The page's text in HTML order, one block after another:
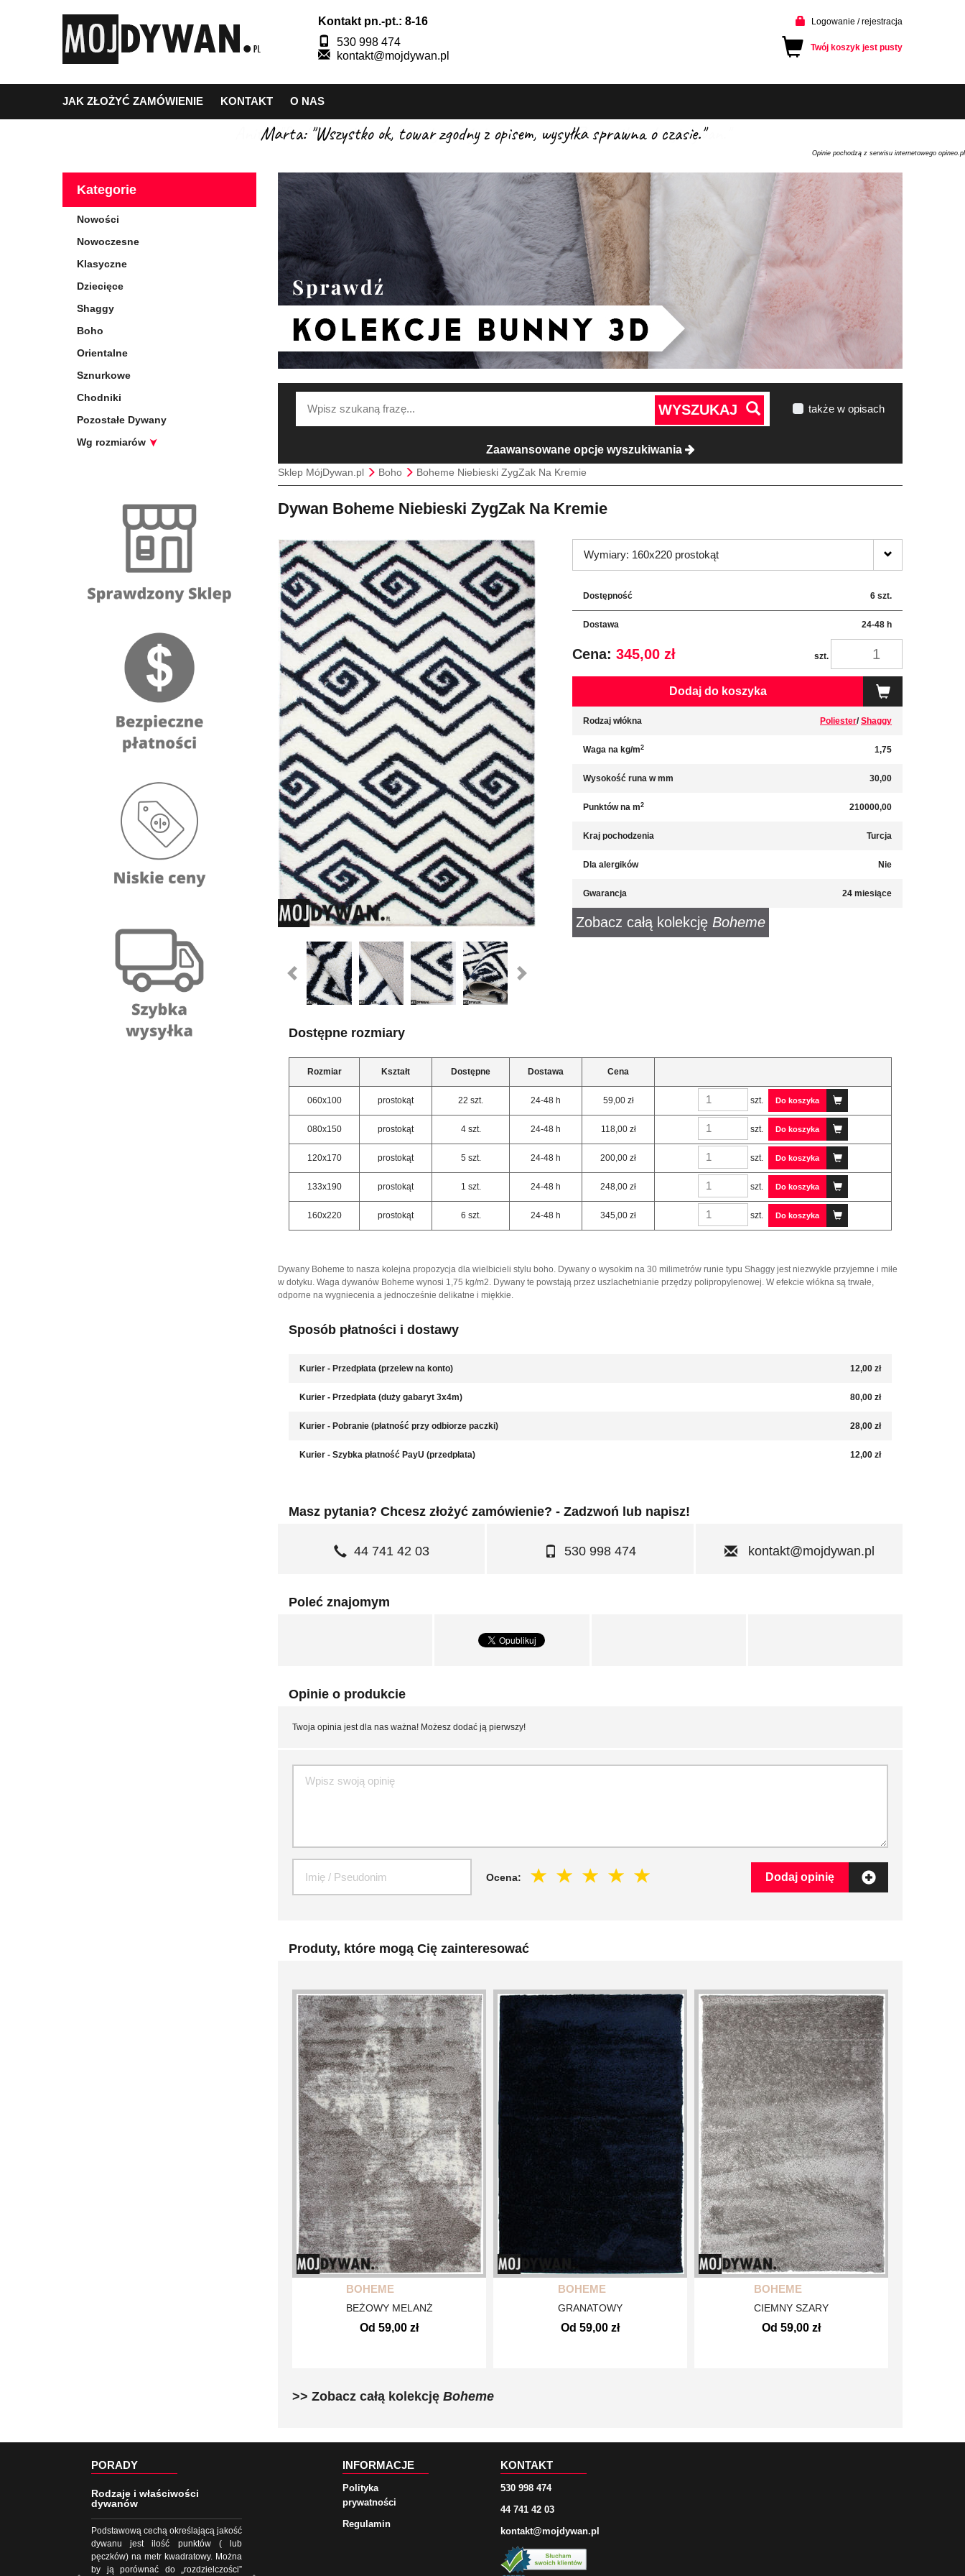
Kontakt pn.-pt.: 8-16
530 998 474
kontakt@mojdywan.pl
Logowanie / rejestracja
Twój koszyk jest pusty
JAK ZŁOŻYĆ ZAMÓWIENIE KONTAKT O NAS
Marta: "Wszystko ok, towar zgodny z opisem, wysyłka sprawna o czasie."
Opinie pochodzą z serwisu internetowego opineo.pl
WYSZUKAJ także w opisach
Zaawansowane opcje wyszukiwania
Sklep MójDywan.pl Boho Boheme Niebieski ZygZak Na Kremie
Dywan Boheme Niebieski ZygZak Na Kremie
Wymiary: 160x220 prostokąt
Dostępność 6 szt.
Dostawa 24-48 h
Cena: 345,00 zł szt.
Dodaj do koszyka
Rodzaj włókna Poliester/Shaggy
Waga na kg/m2 1,75
Wysokość runa w mm 30,00
Punktów na m2 210000,00
Kraj pochodzenia Turcja
Dla alergików Nie
Gwarancja 24 miesiące
Zobacz całą kolekcję Boheme
Dostępne rozmiary
Rozmiar Kształt Dostępne Dostawa Cena
060x100 prostokąt 22 szt. 24-48 h 59,00 zł szt. Do koszyka
080x150 prostokąt 4 szt. 24-48 h 118,00 zł szt. Do koszyka
120x170 prostokąt 5 szt. 24-48 h 200,00 zł szt. Do koszyka
133x190 prostokąt 1 szt. 24-48 h 248,00 zł szt. Do koszyka
160x220 prostokąt 6 szt. 24-48 h 345,00 zł szt. Do koszyka
Dywany Boheme to nasza kolejna propozycja dla wielbicieli stylu boho. Dywany o wysokim na 30 milimetrów runie typu Shaggy jest niezwykle przyjemne i miłe
w dotyku. Waga dywanów Boheme wynosi 1,75 kg/m2. Dywany te powstają przez uszlachetnianie przędzy polipropylenowej. W efekcie włókna są trwałe,
odporne na wygniecenia a jednocześnie delikatne i miękkie.
Sposób płatności i dostawy
Kurier - Przedpłata (przelew na konto) 12,00 zł
Kurier - Przedpłata (duży gabaryt 3x4m) 80,00 zł
Kurier - Pobranie (płatność przy odbiorze paczki) 28,00 zł
Kurier - Szybka płatność PayU (przedpłata) 12,00 zł
Masz pytania? Chcesz złożyć zamówienie? - Zadzwoń lub napisz!
44 741 42 03 530 998 474 kontakt@mojdywan.pl
Poleć znajomym
Opinie o produkcie
Twoja opinia jest dla nas ważna! Możesz dodać ją pierwszy!
Ocena: Dodaj opinię
Produty, które mogą Cię zainteresować
BOHEME
BEŻOWY MELANŻ
Od 59,00 zł
BOHEME
GRANATOWY
Od 59,00 zł
BOHEME
CIEMNY SZARY
Od 59,00 zł
>> Zobacz całą kolekcję Boheme
Kategorie
Nowości
Nowoczesne
Klasyczne
Dziecięce
Shaggy
Boho
Orientalne
Sznurkowe
Chodniki
Pozostałe Dywany
Wg rozmiarów
PORADY
Rodzaje i właściwości
dywanów
Podstawową cechą określającą jakość
dywanu jest ilość punktów ( lub
pęczków) na metr kwadratowy. Można
by ją porównać do „rozdzielczości”
INFORMACJE
Polityka
prywatności
Regulamin
KONTAKT
530 998 474
44 741 42 03
kontakt@mojdywan.pl